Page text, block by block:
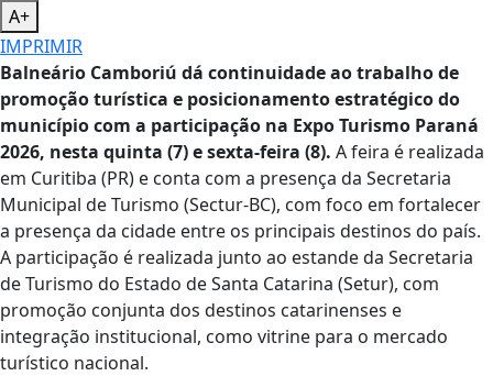
A+
IMPRIMIR
Balneário Camboriú dá continuidade ao trabalho de
promoção turística e posicionamento estratégico do
município com a participação na Expo Turismo Paraná
2026, nesta quinta (7) e sexta-feira (8). A feira é realizada
em Curitiba (PR) e conta com a presença da Secretaria
Municipal de Turismo (Sectur-BC), com foco em fortalecer
a presença da cidade entre os principais destinos do país.
A participação é realizada junto ao estande da Secretaria
de Turismo do Estado de Santa Catarina (Setur), com
promoção conjunta dos destinos catarinenses e
integração institucional, como vitrine para o mercado
turístico nacional.